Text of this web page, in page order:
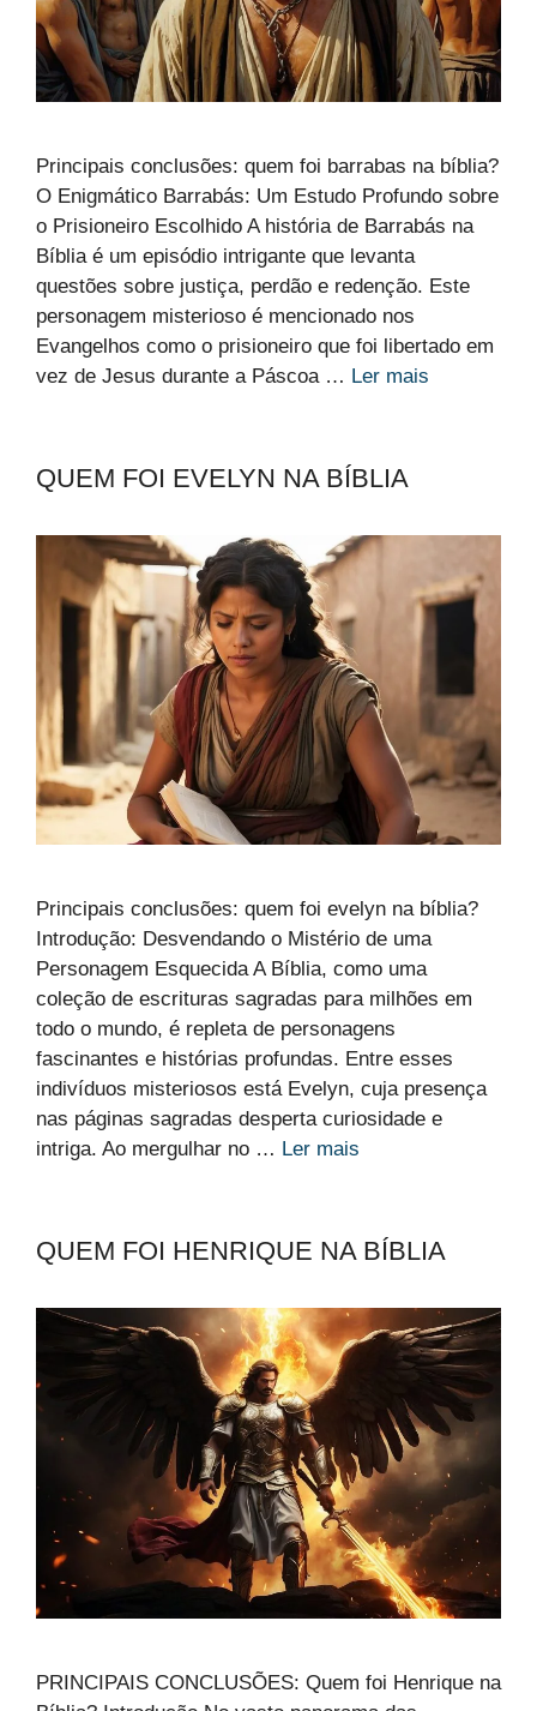
Principais conclusões: quem foi barrabas na bíblia?
O Enigmático Barrabás: Um Estudo Profundo sobre
o Prisioneiro Escolhido A história de Barrabás na
Bíblia é um episódio intrigante que levanta
questões sobre justiça, perdão e redenção. Este
personagem misterioso é mencionado nos
Evangelhos como o prisioneiro que foi libertado em
vez de Jesus durante a Páscoa … Ler mais
QUEM FOI EVELYN NA BÍBLIA
Principais conclusões: quem foi evelyn na bíblia?
Introdução: Desvendando o Mistério de uma
Personagem Esquecida A Bíblia, como uma
coleção de escrituras sagradas para milhões em
todo o mundo, é repleta de personagens
fascinantes e histórias profundas. Entre esses
indivíduos misteriosos está Evelyn, cuja presença
nas páginas sagradas desperta curiosidade e
intriga. Ao mergulhar no … Ler mais
QUEM FOI HENRIQUE NA BÍBLIA
PRINCIPAIS CONCLUSÕES: Quem foi Henrique na